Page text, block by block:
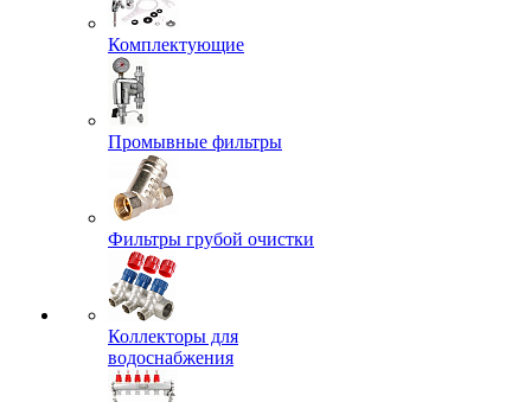
Комплектующие
Промывные фильтры
Фильтры грубой очистки
Коллекторы для
водоснабжения